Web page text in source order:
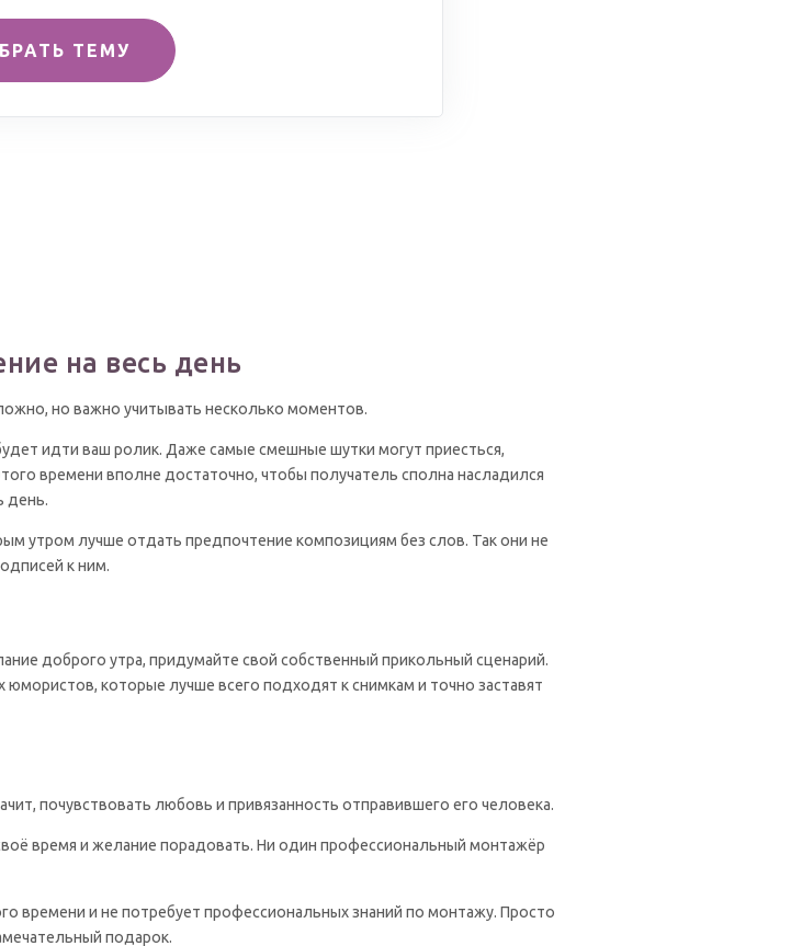
ТЕМУ
на весь день
но важно учитывать несколько моментов.
идти ваш ролик. Даже самые смешные шутки могут приесться,
времени вполне достаточно, чтобы получатель сполна насладился
день.
утром лучше отдать предпочтение композициям без слов. Так они не
к ним.
доброго утра, придумайте свой собственный прикольный сценарий.
которые лучше всего подходят к снимкам и точно заставят
почувствовать любовь и привязанность отправившего его человека.
время и желание порадовать. Ни один профессиональный монтажёр
времени и не потребует профессиональных знаний по монтажу. Просто
подарок.